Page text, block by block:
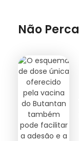
Não Perca